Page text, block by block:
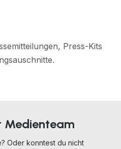
Press-Kits
Medienteam
Oder konntest du nicht